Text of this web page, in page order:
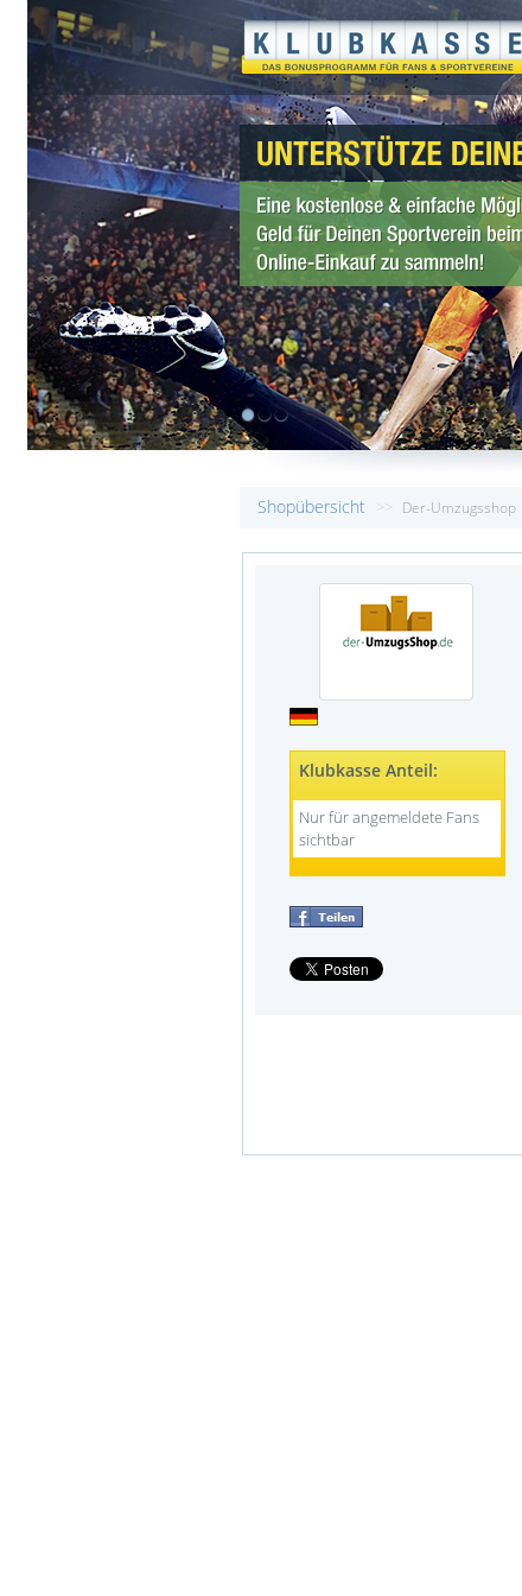
1
Shopübersicht >> Der-Umzugsshop
Klubkasse Anteil:
Nur für angemeldete Fans
sichtbar